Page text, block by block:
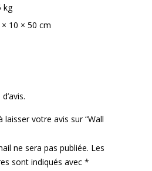
kg
× 10 × 50 cm
laisser votre avis sur “Wall
ne sera pas publiée. Les
sont indiqués avec *